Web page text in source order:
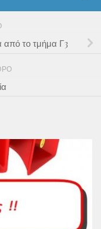
από το τμήμα Γ3